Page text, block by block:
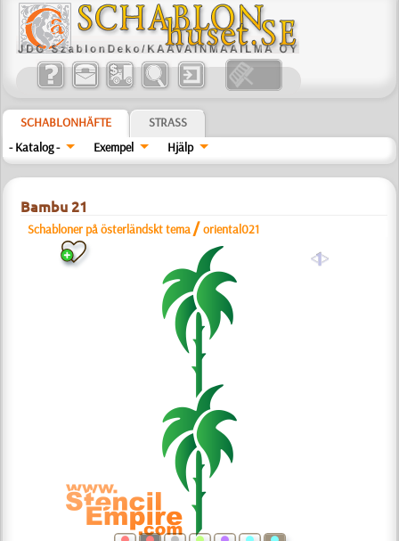
SCHABLONHÄFTE
STRASS
- Katalog -
Exempel Hjälp
Bambu 21
Schabloner på österländskt tema/oriental021
a